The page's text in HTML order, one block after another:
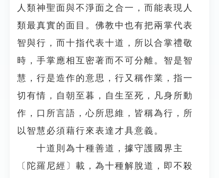
人類神聖面與不淨面之合一，而能表現人
類最真實的面目。佛教中也有把兩掌代表
智與行，而十指代表十道，所以合掌禮敬
時，手掌應相互密著而不可分離。智是智
慧，行是造作的意思，行又稱作業，指一
切有情，自朝至暮，自生至死，凡身所動
作，口所言語，心所思維，皆稱為行，所
以智慧必須藉行來表達才具意義。
十道則為十種善道，據守護國界主
〔陀羅尼經〕載，為十種解脫道，即不殺